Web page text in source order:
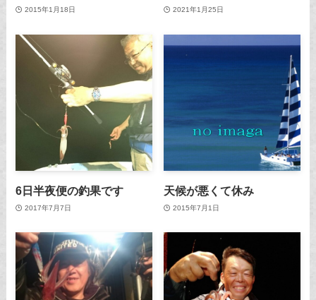
2015年1月18日 2021年1月25日
6日半夜便の釣果です
2017年7月7日
天候が悪くて休み
2015年7月1日